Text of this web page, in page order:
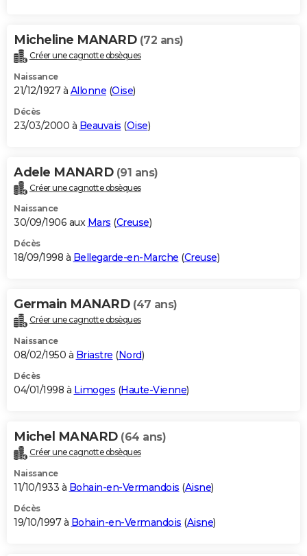
Micheline MANARD (72 ans)
Créer une cagnotte obsèques
Naissance
21/12/1927 à Allonne (Oise)
Décès
23/03/2000 à Beauvais (Oise)
Adele MANARD (91 ans)
Créer une cagnotte obsèques
Naissance
30/09/1906 aux Mars (Creuse)
Décès
18/09/1998 à Bellegarde-en-Marche (Creuse)
Germain MANARD (47 ans)
Créer une cagnotte obsèques
Naissance
08/02/1950 à Briastre (Nord)
Décès
04/01/1998 à Limoges (Haute-Vienne)
Michel MANARD (64 ans)
Créer une cagnotte obsèques
Naissance
11/10/1933 à Bohain-en-Vermandois (Aisne)
Décès
19/10/1997 à Bohain-en-Vermandois (Aisne)